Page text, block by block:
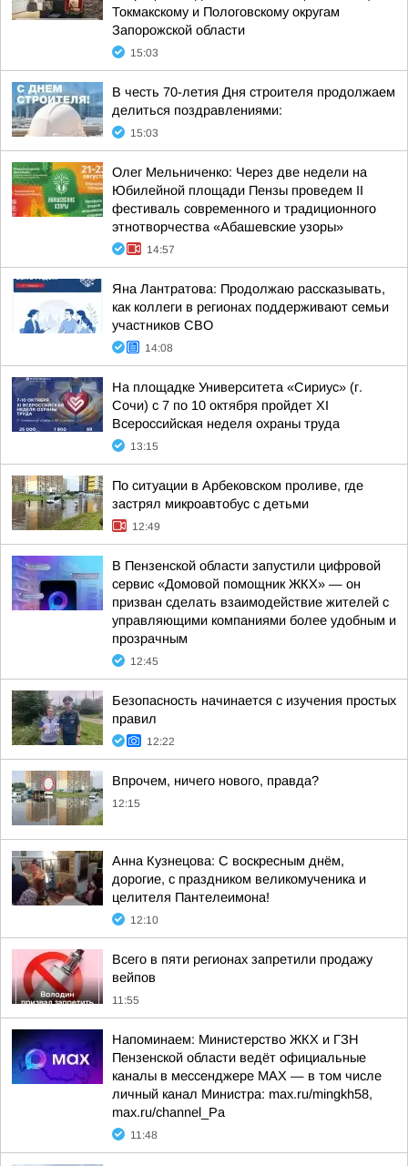
Токмакскому и Пологовскому округам
Запорожской области
15:03
В честь 70-летия Дня строителя продолжаем
делиться поздравлениями:
15:03
Олег Мельниченко: Через две недели на
Юбилейной площади Пензы проведем II
фестиваль современного и традиционного
этнотворчества «Абашевские узоры»
14:57
Яна Лантратова: Продолжаю рассказывать,
как коллеги в регионах поддерживают семьи
участников СВО
14:08
На площадке Университета «Сириус» (г.
Сочи) с 7 по 10 октября пройдет XI
Всероссийская неделя охраны труда
13:15
По ситуации в Арбековском проливе, где
застрял микроавтобус с детьми
12:49
В Пензенской области запустили цифровой
сервис «Домовой помощник ЖКХ» — он
призван сделать взаимодействие жителей с
управляющими компаниями более удобным и
прозрачным
12:45
Безопасность начинается с изучения простых
правил
12:22
Впрочем, ничего нового, правда?
12:15
Анна Кузнецова: С воскресным днём,
дорогие, с праздником великомученика и
целителя Пантелеимона!
12:10
Всего в пяти регионах запретили продажу
вейпов
11:55
Напоминаем: Министерство ЖКХ и ГЗН
Пензенской области ведёт официальные
каналы в мессенджере МАХ — в том числе
личный канал Министра: max.ru/mingkh58,
max.ru/channel_Pa
11:48